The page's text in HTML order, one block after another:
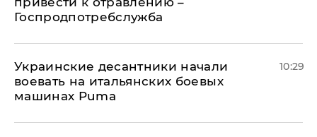
Госпродпотребслужба
Украинские десантники начали
воевать на итальянских боевых
машинах Puma
10:29